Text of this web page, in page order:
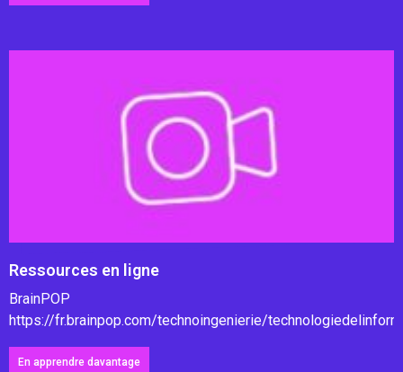
Ressources en ligne
BrainPOP
https://fr.brainpop.com/technoingenierie/
En apprendre davantage